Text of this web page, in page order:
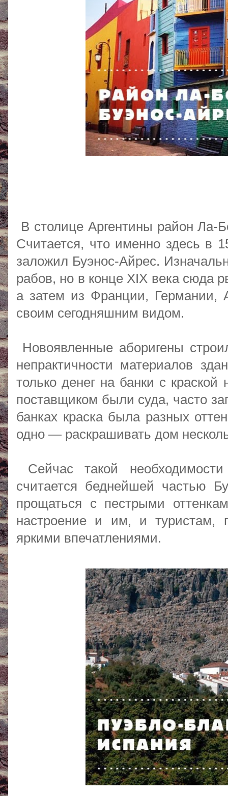
В столице Аргентины район Ла-
Считается, что именно здесь в
заложил Буэнос-Айрес.
рабов, но в конце XIX века сюда
а затем из Франции, Германии,
своим сегодняшним видом.
Новоявленные аборигены
непрактичности материалов
только денег на банки с
поставщиком были суда, часто
банках краска была разных
одно — раскрашивать дом
Сейчас такой
считается беднейшей частью
прощаться с пестрыми
настроение и им, и туристам,
яркими впечатлениями.